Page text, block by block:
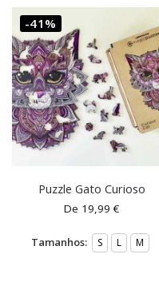
-41%
Puzzle Gato Curioso
De 19,99€
Tamanhos: S L M